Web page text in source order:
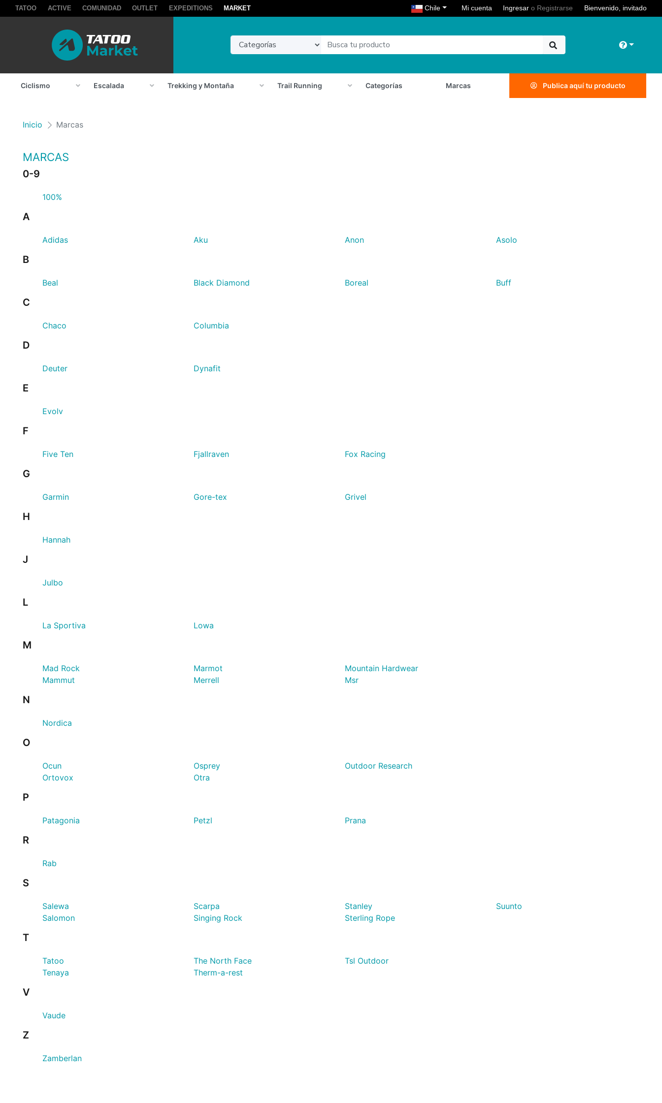
TATOO ACTIVE COMUNIDAD OUTLET EXPEDITIONS MARKET ChileToggle Dropdown
Mi cuenta Ingresar o Registrarse Bienvenido, invitado
Toggle
Ciclismo Escalada Trekking y Montaña Trail Running Categorías Marcas Publica aquí tu producto
Inicio Marcas
MARCAS
0-9
100%
A
Adidas Aku Anon Asolo
B
Beal Black Diamond Boreal Buff
C
Chaco Columbia
D
Deuter Dynafit
E
Evolv
F
Five Ten Fjallraven Fox Racing
G
Garmin Gore-tex Grivel
H
Hannah
J
Julbo
L
La Sportiva Lowa
M
Mad Rock
Mammut
Marmot
Merrell
Mountain Hardwear
Msr
N
Nordica
O
Ocun
Ortovox
Osprey
Otra
Outdoor Research
P
Patagonia Petzl Prana
R
Rab
S
Salewa
Salomon
Scarpa
Singing Rock
Stanley
Sterling Rope
Suunto
T
Tatoo
Tenaya
The North Face
Therm-a-rest
Tsl Outdoor
V
Vaude
Z
Zamberlan